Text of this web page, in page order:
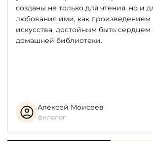
созданы не только для чтения, но и
любования ими, как произведением
искусства, достойным быть
домашней библиотеки.
Алексей Моисеев
филолог